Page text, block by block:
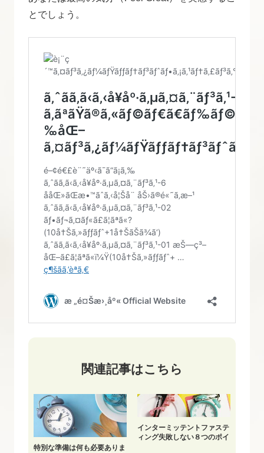
とでしょう。
関連記事はこちら
特別な準備は何も必要ありま
インターミッテントファステ
ィング失敗しない８つのポイ